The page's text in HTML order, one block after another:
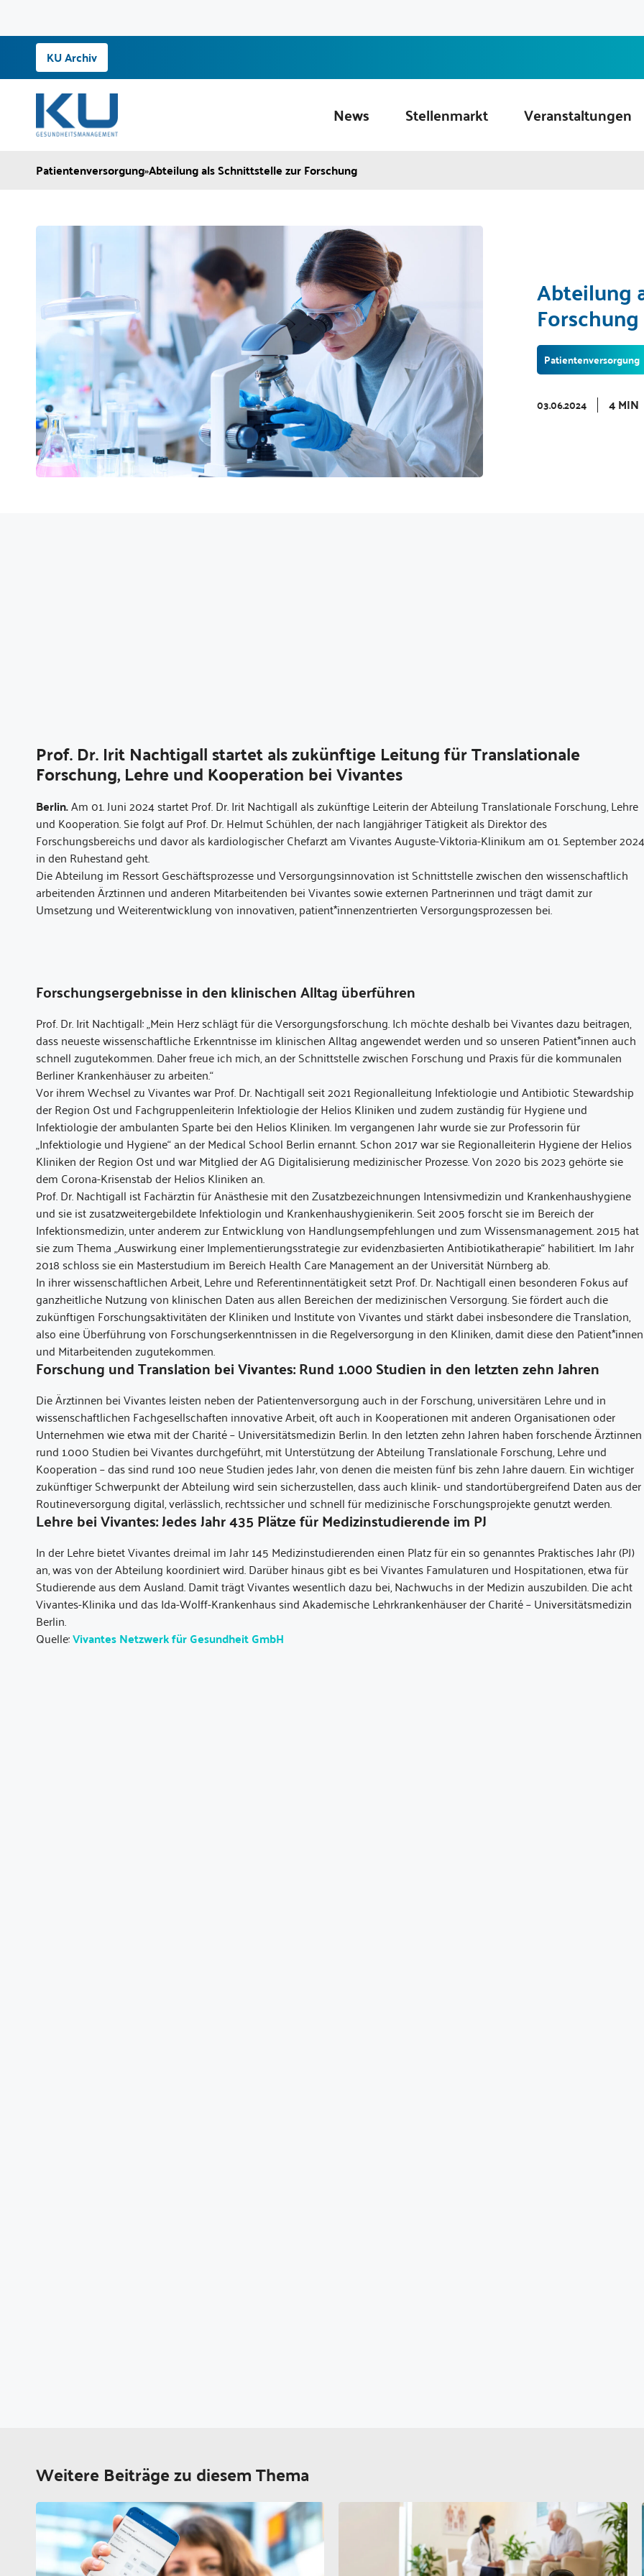
springen
KU Archiv
News Stellenmarkt Veranstaltungen
Patientenversorgung»Abteilung als Schnittstelle zur Forschung
Abteilung
Forschung
Patientenversorgung
03.06.2024 4 MIN
Prof. Dr. Irit Nachtigall startet als zukünftige Leitung für Translationale
Forschung, Lehre und Kooperation bei Vivantes
Berlin.Am 01. Juni 2024 startet Prof. Dr. Irit Nachtigall als zukünftige Leiterin der Abteilung Translationale Forschung, Lehre
und Kooperation. Sie folgt auf Prof. Dr. Helmut Schühlen, der nach langjähriger Tätigkeit als Direktor des
Forschungsbereichs und davor als kardiologischer Chefarzt am Vivantes Auguste-Viktoria-Klinikum am 01. September 2024
in den Ruhestand geht.
Die Abteilung im Ressort Geschäftsprozesse und Versorgungsinnovation ist Schnittstelle zwischen den wissenschaftlich
arbeitenden Ärztinnen und anderen Mitarbeitenden bei Vivantes sowie externen Partnerinnen und trägt damit zur
Umsetzung und Weiterentwicklung von innovativen, patient*innenzentrierten Versorgungsprozessen bei.
Forschungsergebnisse in den klinischen Alltag überführen
Prof. Dr. Irit Nachtigall: „Mein Herz schlägt für die Versorgungsforschung. Ich möchte deshalb bei Vivantes dazu beitragen,
dass neueste wissenschaftliche Erkenntnisse im klinischen Alltag angewendet werden und so unseren Patient*innen auch
schnell zugutekommen. Daher freue ich mich, an der Schnittstelle zwischen Forschung und Praxis für die kommunalen
Berliner Krankenhäuser zu arbeiten.“
Vor ihrem Wechsel zu Vivantes war Prof. Dr. Nachtigall seit 2021 Regionalleitung Infektiologie und Antibiotic Stewardship
der Region Ost und Fachgruppenleiterin Infektiologie der Helios Kliniken und zudem zuständig für Hygiene und
Infektiologie der ambulanten Sparte bei den Helios Kliniken. Im vergangenen Jahr wurde sie zur Professorin für
„Infektiologie und Hygiene“ an der Medical School Berlin ernannt. Schon 2017 war sie Regionalleiterin Hygiene der Helios
Kliniken der Region Ost und war Mitglied der AG Digitalisierung medizinischer Prozesse. Von 2020 bis 2023 gehörte sie
dem Corona-Krisenstab der Helios Kliniken an.
Prof. Dr. Nachtigall ist Fachärztin für Anästhesie mit den Zusatzbezeichnungen Intensivmedizin und Krankenhaushygiene
und sie ist zusatzweitergebildete Infektiologin und Krankenhaushygienikerin. Seit 2005 forscht sie im Bereich der
Infektionsmedizin, unter anderem zur Entwicklung von Handlungsempfehlungen und zum Wissensmanagement. 2015 hat
sie zum Thema „Auswirkung einer Implementierungsstrategie zur evidenzbasierten Antibiotikatherapie“ habilitiert. Im Jahr
2018 schloss sie ein Masterstudium im Bereich Health Care Management an der Universität Nürnberg ab.
In ihrer wissenschaftlichen Arbeit, Lehre und Referentinnentätigkeit setzt Prof. Dr. Nachtigall einen besonderen Fokus auf
ganzheitliche Nutzung von klinischen Daten aus allen Bereichen der medizinischen Versorgung. Sie fördert auch die
zukünftigen Forschungsaktivitäten der Kliniken und Institute von Vivantes und stärkt dabei insbesondere die Translation,
also eine Überführung von Forschungserkenntnissen in die Regelversorgung in den Kliniken, damit diese den Patient*innen
und Mitarbeitenden zugutekommen.
Forschung und Translation bei Vivantes: Rund 1.000 Studien in den letzten zehn Jahren
Die Ärztinnen bei Vivantes leisten neben der Patientenversorgung auch in der Forschung, universitären Lehre und in
wissenschaftlichen Fachgesellschaften innovative Arbeit, oft auch in Kooperationen mit anderen Organisationen oder
Unternehmen wie etwa mit der Charité – Universitätsmedizin Berlin. In den letzten zehn Jahren haben forschende Ärztinnen
rund 1.000 Studien bei Vivantes durchgeführt, mit Unterstützung der Abteilung Translationale Forschung, Lehre und
Kooperation – das sind rund 100 neue Studien jedes Jahr, von denen die meisten fünf bis zehn Jahre dauern. Ein wichtiger
zukünftiger Schwerpunkt der Abteilung wird sein sicherzustellen, dass auch klinik- und standortübergreifend Daten aus der
Routineversorgung digital, verlässlich, rechtssicher und schnell für medizinische Forschungsprojekte genutzt werden.
Lehre bei Vivantes: Jedes Jahr 435 Plätze für Medizinstudierende im PJ
In der Lehre bietet Vivantes dreimal im Jahr 145 Medizinstudierenden einen Platz für ein so genanntes Praktisches Jahr (PJ)
an, was von der Abteilung koordiniert wird. Darüber hinaus gibt es bei Vivantes Famulaturen und Hospitationen, etwa für
Studierende aus dem Ausland. Damit trägt Vivantes wesentlich dazu bei, Nachwuchs in der Medizin auszubilden. Die acht
Vivantes-Klinika und das Ida-Wolff-Krankenhaus sind Akademische Lehrkrankenhäuser der Charité – Universitätsmedizin
Berlin.
Quelle:Vivantes Netzwerk für Gesundheit GmbH
Weitere Beiträge zu diesem Thema